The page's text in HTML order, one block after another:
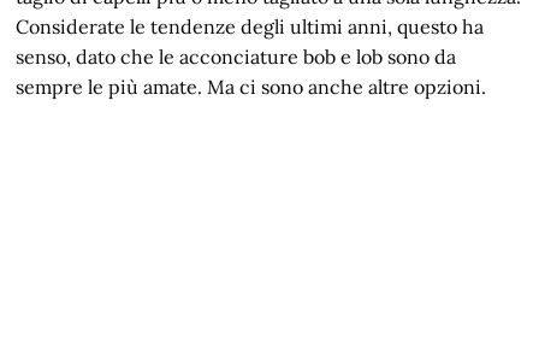
Considerate le tendenze degli ultimi anni, questo ha
senso, dato che le acconciature bob e lob sono da
sempre le più amate. Ma ci sono anche altre opzioni.